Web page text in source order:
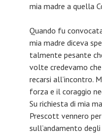
mia madre a quella
Quando fu
mia madre diceva
talmente pesante
volte credevamo
recarsi all’incontro.
forza e il coraggio
Su richiesta di mia
Prescott vennero
sull’andamento